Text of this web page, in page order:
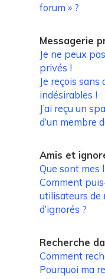
forum » ?
Messagerie
Je ne peux
privés !
Je reçois sans
indésirables !
J’ai reçu un
d’un membre
Amis et
Que sont mes
Comment
utilisateurs de
d’ignorés ?
Recherche
Comment
Pourquoi ma